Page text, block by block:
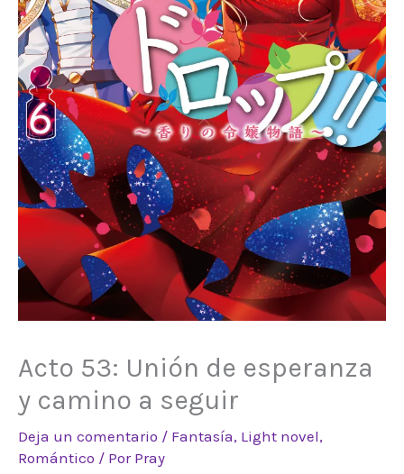
Acto 53: Unión de esperanza
y camino a seguir
Deja un comentario / Fantasía, Light novel,
Romántico / Por Pray